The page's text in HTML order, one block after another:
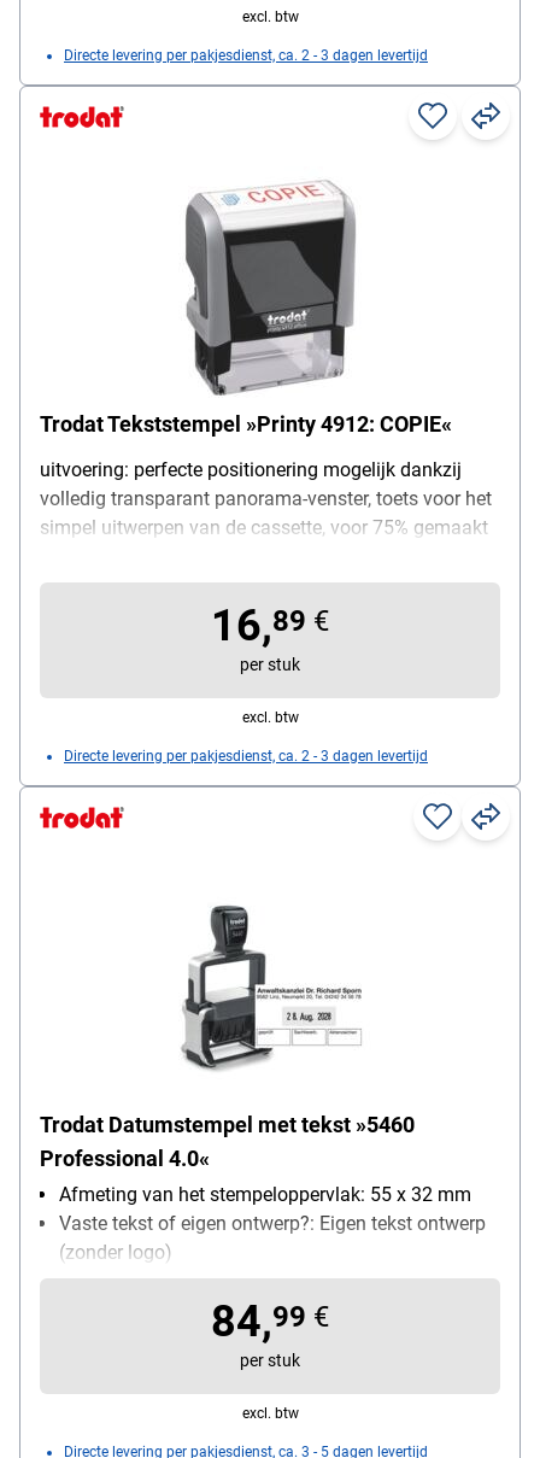
excl. btw
Directe levering per pakjesdienst, ca. 2 - 3 dagen levertijd
Trodat Tekststempel »Printy 4912: COPIE«
uitvoering: perfecte positionering mogelijk dankzij
volledig transparant panorama-venster, toets voor het
simpel uitwerpen van de cassette, voor 75% gemaakt
18 mm, tekst: »COPIE«
16,89 €
per stuk
excl. btw
Directe levering per pakjesdienst, ca. 2 - 3 dagen levertijd
Trodat Datumstempel met tekst »5460
Professional 4.0«
Afmeting van het stempeloppervlak: 55 x 32 mm
Vaste tekst of eigen ontwerp?: Eigen tekst ontwerp
(zonder logo)
zelfinktend: Ja
84,99 €
per stuk
excl. btw
Directe levering per pakjesdienst, ca. 3 - 5 dagen levertijd